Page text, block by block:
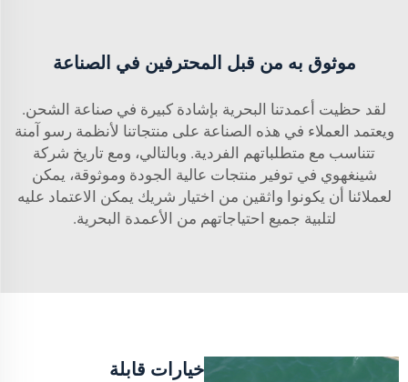
موثوق به من قبل المحترفين في الصناعة
لقد حظيت أعمدتنا البحرية بإشادة كبيرة في صناعة الشحن.
ويعتمد العملاء في هذه الصناعة على منتجاتنا لأنظمة رسو آمنة
تتناسب مع متطلباتهم الفردية. وبالتالي، ومع تاريخ شركة
شينغهوي في توفير منتجات عالية الجودة وموثوقة، يمكن
لعملائنا أن يكونوا واثقين من اختيار شريك يمكن الاعتماد عليه
لتلبية جميع احتياجاتهم من الأعمدة البحرية.
خيارات قابلة